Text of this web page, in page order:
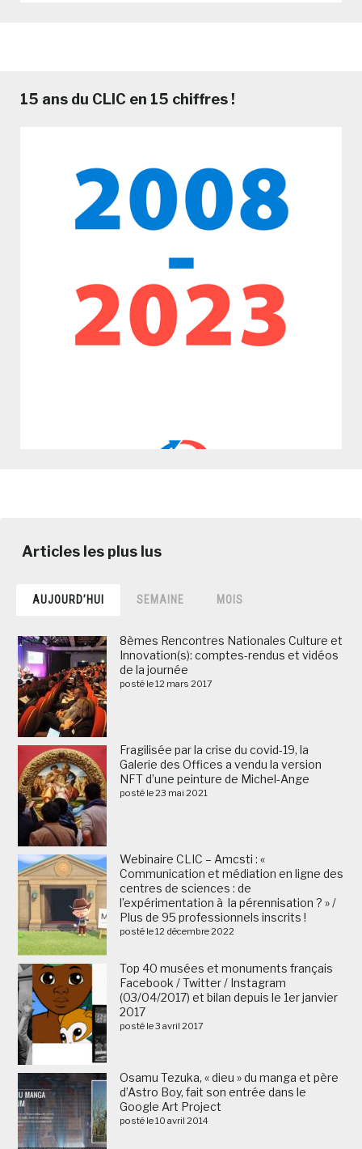
15 ans du CLIC en 15 chiffres !
AUJOURD’HUI SEMAINE MOIS
8èmes Rencontres Nationales Culture et
Innovation(s): comptes-rendus et vidéos
de la journée
posté le 12 mars 2017
Fragilisée par la crise du covid-19, la
Galerie des Offices a vendu la version
NFT d’une peinture de Michel-Ange
posté le 23 mai 2021
Webinaire CLIC – Amcsti : «
Communication et médiation en ligne des
centres de sciences : de
l’expérimentation à la pérennisation ? » /
Plus de 95 professionnels inscrits !
posté le 12 décembre 2022
Top 40 musées et monuments français
Facebook / Twitter / Instagram
(03/04/2017) et bilan depuis le 1er janvier
2017
posté le 3 avril 2017
Osamu Tezuka, « dieu » du manga et père
d’Astro Boy, fait son entrée dans le
Google Art Project
posté le 10 avril 2014